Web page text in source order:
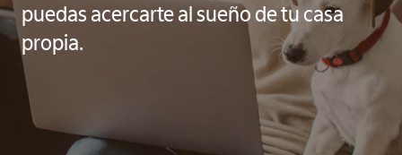
puedas acercarte al sueño de tu casa
propia.